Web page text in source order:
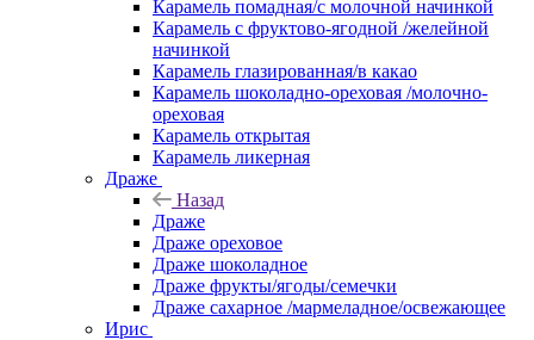
Карамель помадная/с молочной начинкой
Карамель с фруктово-ягодной /желейной
начинкой
Карамель глазированная/в какао
Карамель шоколадно-ореховая /молочно-
ореховая
Карамель открытая
Карамель ликерная
Драже
Назад
Драже
Драже ореховое
Драже шоколадное
Драже фрукты/ягоды/семечки
Драже сахарное /мармеладное/освежающее
Ирис